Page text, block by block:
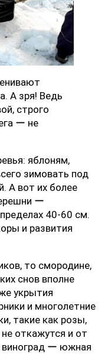
А зря! Ведь
строго
ー не
яблоням,
зимовать под
А вот их более
ー
40-60 см.
и развития
то смородине,
снов вполне
укрытия
и многолетние
такие как розы,
откажутся и от
ー южная